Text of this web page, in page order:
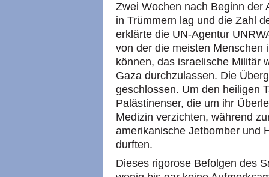
Zwei Wochen nach Beginn der
in Trümmern lag und die Zahl
erklärte die UN-Agentur
von der die meisten Menschen
können, das israelische Militär
Gaza durchzulassen. Die
geschlossen. Um den heiligen
Palästinenser, die um ihr
Medizin verzichten, während
amerikanische Jetbomber und
durften.
Dieses rigorose Befolgen des